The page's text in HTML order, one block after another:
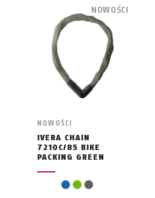
NOWOŚCI
IVERA CHAIN
7210C/85 BIKE
PACKING GREEN
niebieski
zielony
szary
NOWOŚCI